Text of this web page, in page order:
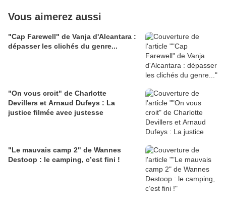
Vous aimerez aussi
"Cap Farewell" de Vanja d'Alcantara :
dépasser les clichés du genre...
"On vous croit" de Charlotte
Devillers et Arnaud Dufeys : La
justice filmée avec justesse
"Le mauvais camp 2" de Wannes
Destoop : le camping, c’est fini !